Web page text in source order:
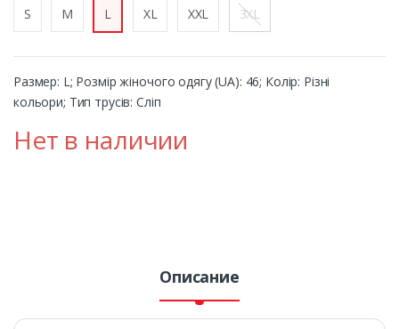
S M L XL XXL 3XL
Размер: L; Розмір жіночого одягу (UA): 46; Колір: Різні
кольори; Тип трусів: Сліп
Нет в наличии
Описание